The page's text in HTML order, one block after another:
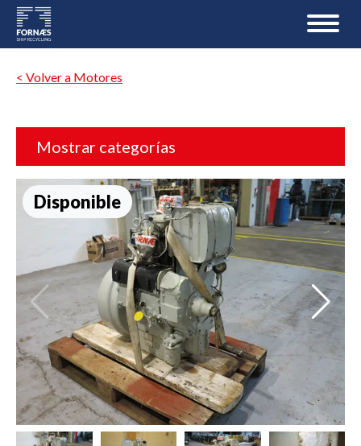
< Volver a Motores
Mostrar categorías
Disponible